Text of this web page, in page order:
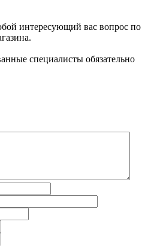
интересующий вас вопрос по
специалисты обязательно